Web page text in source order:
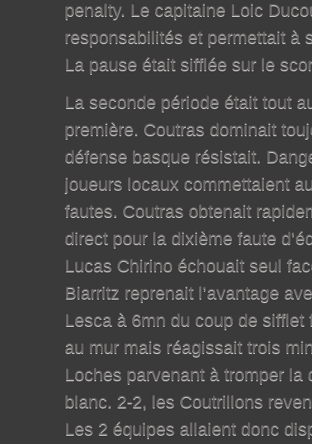
penalty. Le capitaine Loic
responsabilités et permettait à
La pause était sifflée sur le
La seconde période était tout
première. Coutras dominait
défense basque résistait.
joueurs locaux commettaient
fautes. Coutras obtenait
direct pour la dixième faute
Lucas Chirino échouait seul
Biarritz reprenait l’avantage
Lesca à 6mn du coup de
au mur mais réagissait trois
Loches parvenant à tromper la
blanc. 2-2, les Coutrillons
Les 2 équipes allaient donc